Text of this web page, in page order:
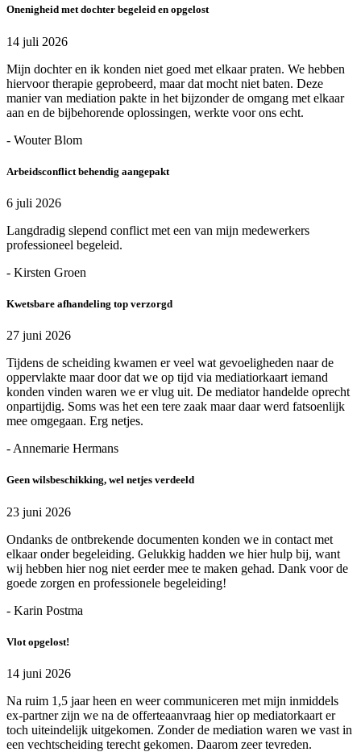
Onenigheid met dochter begeleid en opgelost
14 juli 2026
Mijn dochter en ik konden niet goed met elkaar praten. We hebben
hiervoor therapie geprobeerd, maar dat mocht niet baten. Deze
manier van mediation pakte in het bijzonder de omgang met elkaar
aan en de bijbehorende oplossingen, werkte voor ons echt.
- Wouter Blom
Arbeidsconflict behendig aangepakt
6 juli 2026
Langdradig slepend conflict met een van mijn medewerkers
professioneel begeleid.
- Kirsten Groen
Kwetsbare afhandeling top verzorgd
27 juni 2026
Tijdens de scheiding kwamen er veel wat gevoeligheden naar de
oppervlakte maar door dat we op tijd via mediatiorkaart iemand
konden vinden waren we er vlug uit. De mediator handelde oprecht
onpartijdig. Soms was het een tere zaak maar daar werd fatsoenlijk
mee omgegaan. Erg netjes.
- Annemarie Hermans
Geen wilsbeschikking, wel netjes verdeeld
23 juni 2026
Ondanks de ontbrekende documenten konden we in contact met
elkaar onder begeleiding. Gelukkig hadden we hier hulp bij, want
wij hebben hier nog niet eerder mee te maken gehad. Dank voor de
goede zorgen en professionele begeleiding!
- Karin Postma
Vlot opgelost!
14 juni 2026
Na ruim 1,5 jaar heen en weer communiceren met mijn inmiddels
ex-partner zijn we na de offerteaanvraag hier op mediatorkaart er
toch uiteindelijk uitgekomen. Zonder de mediation waren we vast in
een vechtscheiding terecht gekomen. Daarom zeer tevreden.